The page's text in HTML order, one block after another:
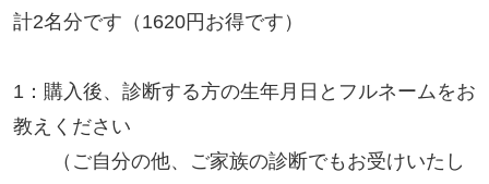
計2名分です（1620円お得です）
1：購入後、診断する方の生年月日とフルネームをお
教えください
（ご自分の他、ご家族の診断でもお受けいたし